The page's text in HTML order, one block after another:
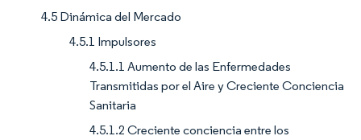
4.5 Dinámica del Mercado
4.5.1 Impulsores
4.5.1.1 Aumento de las Enfermedades
Transmitidas por el Aire y Creciente Conciencia
Sanitaria
4.5.1.2 Creciente conciencia entre los